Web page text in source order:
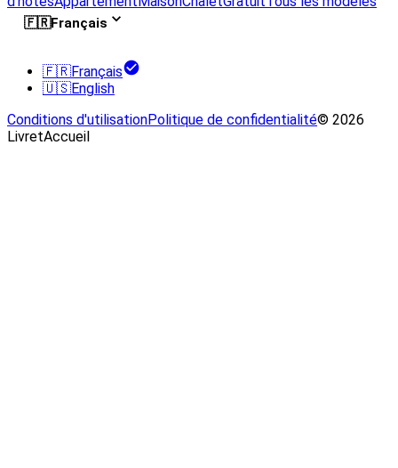
🇫🇷Français
🇫🇷Français
🇺🇸English
Conditions d'utilisationPolitique de confidentialité© 2026
LivretAccueil